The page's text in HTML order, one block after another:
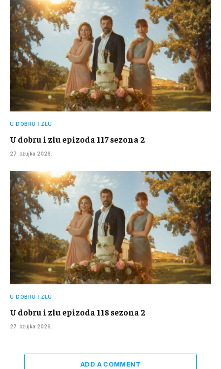
U DOBRU I ZLU
U dobru i zlu epizoda 117 sezona 2
27. ožujka 2026.
U DOBRU I ZLU
U dobru i zlu epizoda 118 sezona 2
27. ožujka 2026.
ADD A COMMENT